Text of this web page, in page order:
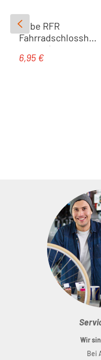
Cube RFR
Fahrradschlosshal
terung | schwarz
Regulärer Preis:
6,95 €
Wir
Bei